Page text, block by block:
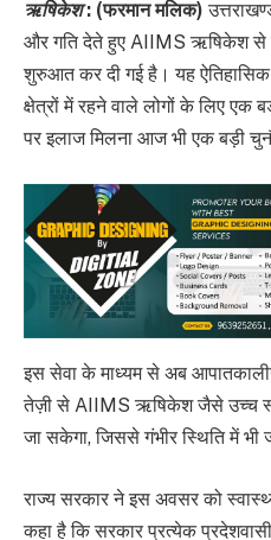
ऋषिकेश: (फरमान मलिक)
और गति देते हुए AIIMS ऋषिकेश से
शुरुआत कर दी गई है। यह
क्षेत्रों में रहने वाले लोगों के लिए एक
पर इलाज मिलना आज भी एक बड़ी
इस सेवा के माध्यम से अब
तेज़ी से AIIMS ऋषिकेश जैसे उच्च
जा सकेगा, जिससे गंभीर स्थिति में भी
राज्य सरकार ने इस अवसर को
कहा है कि सरकार प्रत्येक